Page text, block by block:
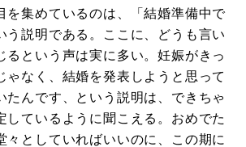
集めているのは、「結婚準備中で
う説明である。ここに、どうも言い
るという声は実に多い。妊娠がきっ
ゃなく、結婚を発表しようと思って
たんです、という説明は、できちゃ
しているように聞こえる。おめでた
々としていればいいのに、この期に